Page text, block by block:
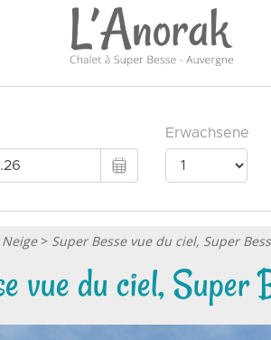
> Super Besse vue du ciel, Super
vue du ciel, Super